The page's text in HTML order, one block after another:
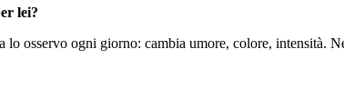
lei?
osservo ogni giorno: cambia umore, colore, intensità.